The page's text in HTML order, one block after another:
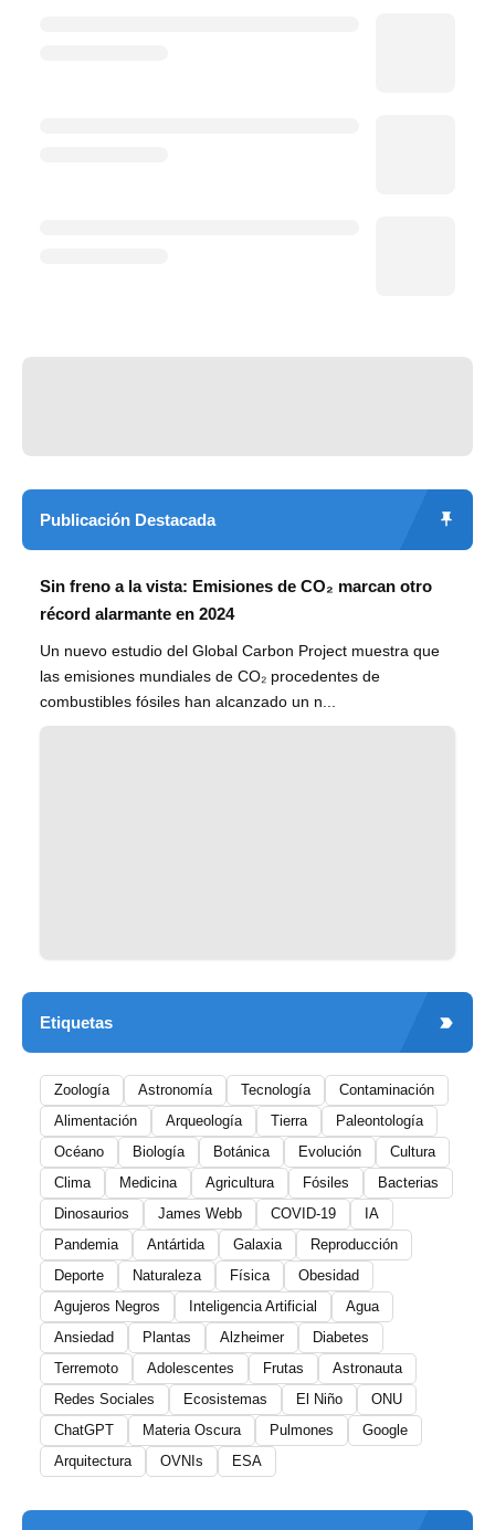
Publicación Destacada
Sin freno a la vista: Emisiones de CO₂ marcan otro
récord alarmante en 2024
Un nuevo estudio del Global Carbon Project muestra que
las emisiones mundiales de CO₂ procedentes de
combustibles fósiles han alcanzado un n...
Etiquetas
Zoología Astronomía Tecnología
Contaminación
Alimentación
Arqueología Tierra
Paleontología
Océano
Biología Botánica Evolución
Cultura
Clima
Medicina Agricultura Fósiles
Bacterias
Dinosaurios
James Webb COVID-19
IA
Pandemia
Antártida Galaxia
Reproducción
Deporte
Naturaleza Física
Obesidad
Agujeros Negros
Inteligencia Artificial
Agua
Ansiedad
Plantas Alzheimer
Diabetes
Terremoto
Adolescentes Frutas
Astronauta
Redes Sociales
Ecosistemas El Niño
ONU
ChatGPT
Materia Oscura Pulmones
Google
Arquitectura
OVNIs ESA